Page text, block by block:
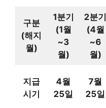
구분
(해지
월)
1분기
(1월
~3
월)
2분기
(4월
~6
월)
지급
시기
4월
25일
7월
25일